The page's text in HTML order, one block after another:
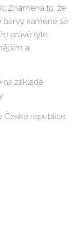
Znamená to, že
barvy kamene se
právě tyto
a
na základě
České republice.